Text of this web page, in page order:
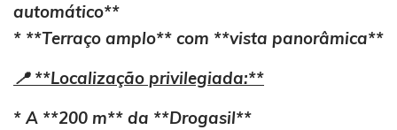
automático**
* **Terraço amplo** com **vista panorâmica**
📍 **Localização privilegiada:**
* A **200 m** da **Drogasil**